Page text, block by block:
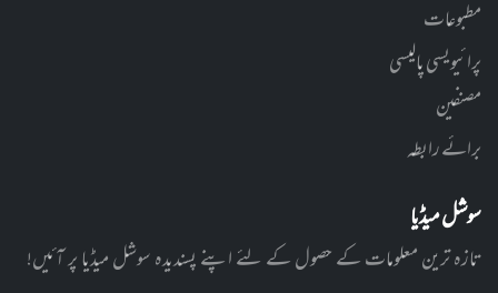
مطبوعات
پرائیویسی پالیسی
مصنفین
برائے رابطہ
سوشل میڈیا
تازہ ترین معلومات کے حصول کے لئے اپنے پسندیدہ سوشل میڈیا پر آئیں!